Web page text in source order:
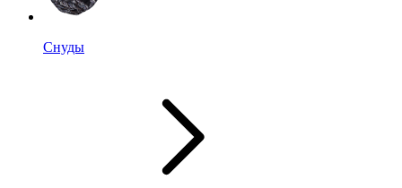
Снуды